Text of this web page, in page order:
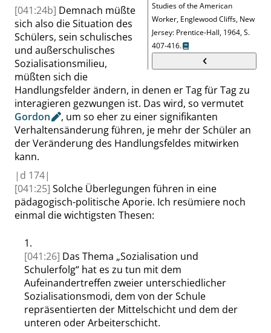
Studies of the American
Worker, Englewood Cliffs, New
Jersey: Prentice-Hall, 1964, S.
407-416.
[041:24b] Demnach müßte
sich also die Situation des
Schülers, sein schulisches
und außerschulisches
Sozialisationsmilieu,
müßten sich die
Handlungsfelder ändern, in denen er Tag für Tag zu
interagieren gezwungen ist. Das wird, so vermutet
Gordon
, um so eher zu einer signifikanten
Verhaltensänderung führen, je mehr der Schüler an
der Veränderung des Handlungsfeldes mitwirken
kann.
| d 174|
[041:25] Solche Überlegungen führen in eine
pädagogisch-politische Aporie. Ich resümiere noch
einmal die wichtigsten Thesen:
1.
[041:26] Das Thema „Sozialisation und
Schulerfolg“ hat es zu tun mit dem
Aufeinandertreffen zweier unterschiedlicher
Sozialisationsmodi, dem von der Schule
repräsentierten der Mittelschicht und dem der
unteren oder Arbeiterschicht.